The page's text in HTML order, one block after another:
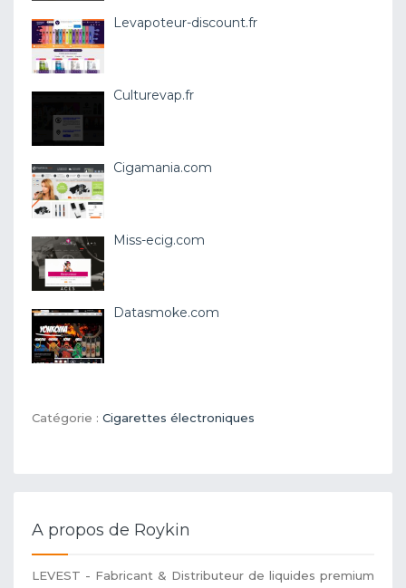
Levapoteur-discount.fr
Culturevap.fr
Cigamania.com
Miss-ecig.com
Datasmoke.com
Catégorie : Cigarettes électroniques
A propos de Roykin
LEVEST - Fabricant & Distributeur de liquides premium